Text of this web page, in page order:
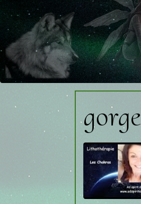
gorge